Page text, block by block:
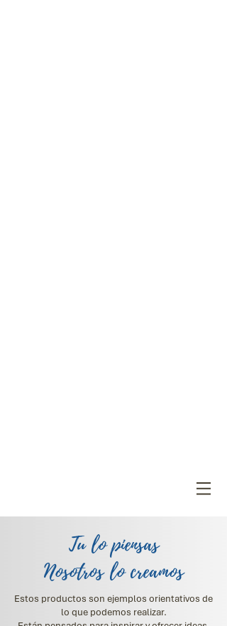
Tu lo piensas
Nosotros lo creamos
Estos productos son ejemplos orientativos de
lo que podemos realizar.